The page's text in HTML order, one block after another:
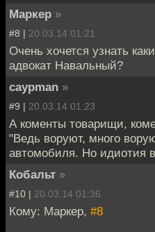
Маркер »
#8 | 20.03.14 01:21
Очень хочется узнать
адвокат Навальный?
caypman »
#9 | 20.03.14 01:23
А коменты товарищи,
"Ведь воруют, много
автомобиля. Но идиотия
Кобальт »
#10 | 20.03.14 01:36
Кому: Маркер, #8